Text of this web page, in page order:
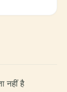
नहीं है